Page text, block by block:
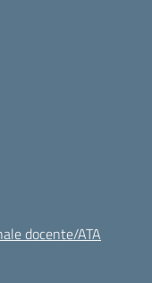
docente/ATA